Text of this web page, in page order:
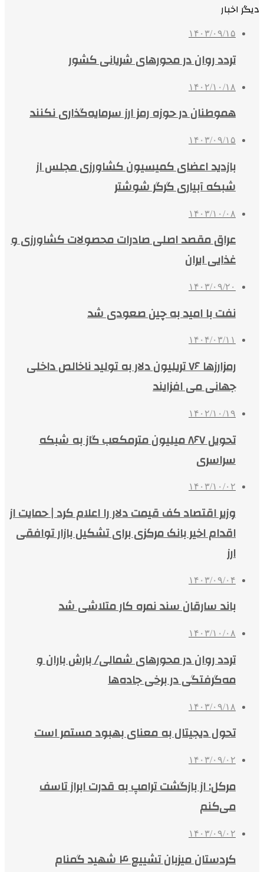
دیگر اخبار
۱۴۰۳/۰۹/۱۵
تردد روان در محورهای شریانی کشور
۱۴۰۲/۱۰/۱۸
هموطنان در حوزه رمز ارز سرمایه‌گذاری نکنند
۱۴۰۳/۰۹/۱۵
بازدید اعضای کمیسیون کشاورزی مجلس از
شبکه آبیاری گرگر شوشتر
۱۴۰۳/۱۰/۰۸
عراق مقصد اصلی صادرات محصولات کشاورزی و
غذایی ایران
۱۴۰۳/۰۹/۲۰
نفت با امید به چین صعودی شد
۱۴۰۴/۰۳/۱۱
رمزارزها ۷۶ تریلیون دلار به تولید ناخالص داخلی
جهانی می افزایند
۱۴۰۲/۱۰/۱۹
تحویل ۸۶۷ میلیون مترمکعب گاز به شبکه
سراسری
۱۴۰۳/۱۰/۰۲
وزیر اقتصاد کف قیمت دلار را اعلام کرد | حمایت از
اقدام اخیر بانک مرکزی برای تشکیل بازار توافقی
ارز
۱۴۰۳/۰۹/۰۴
باند سارقان سند نمره کار متلاشی شد
۱۴۰۳/۱۰/۰۸
تردد روان در محورهای شمالی/ بارش باران و
مه‌گرفتگی در برخی جاده‌ها
۱۴۰۳/۰۹/۱۸
تحول دیجیتال به معنای بهبود مستمر است
۱۴۰۳/۰۹/۰۲
مرکل: از بازگشت ترامپ به قدرت ابراز تاسف
می‌کنم
۱۴۰۳/۰۹/۰۲
کردستان میزبان تشییع ۴ شهید گمنام